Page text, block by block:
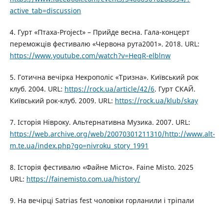
active_tab=discussion
4. Гурт «Птаха-Project» – Прийде весна. Гала-концерт
переможців фестивалю «Червона рута2001». 2018. URL:
https://www.youtube.com/watch?v=HeqR-elblnw
5. Готична вечірка Некрополіс «Тризна». Київський рок
клуб. 2004. URL: https://rock.ua/article/42/6. Гурт СКАЙ.
Київський рок-клуб. 2009. URL: https://rock.ua/klub/skay
7. Історія Нівроку. Альтернативна Музика. 2007. URL:
https://web.archive.org/web/20070301211310/http://www.alt-
m.te.ua/index.php?go=nivroku_story_1991
8. Історія фестивалю «Файне Місто». Faine Misto. 2025
URL: https://fainemisto.com.ua/history/
9. На вечірці Satrias fest чоловіки горланили і тріпали